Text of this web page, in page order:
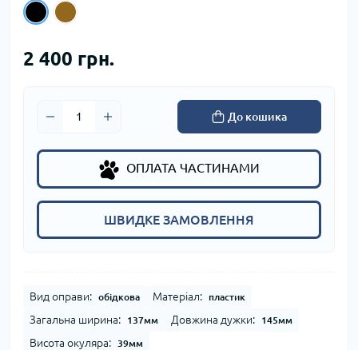
2 400 грн.
До кошика
ОПЛАТА ЧАСТИНАМИ
ШВИДКЕ ЗАМОВЛЕННЯ
Вид оправи: обідкова Матеріал: пластик
Загальна ширина: 137мм Довжина дужки: 145мм
Висота окуляра: 39мм